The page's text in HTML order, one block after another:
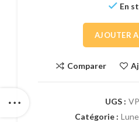
En
AJOUTER
Comparer
UGS :
Catégorie :